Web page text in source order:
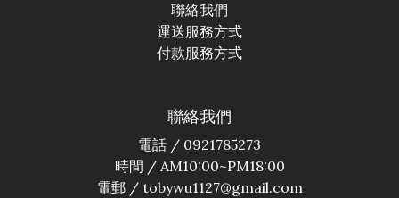
聯絡我們
運送服務方式
付款服務方式
聯絡我們
電話 / 0921785273
時間 / AM10:00~PM18:00
電郵 / tobywu1127@gmail.com